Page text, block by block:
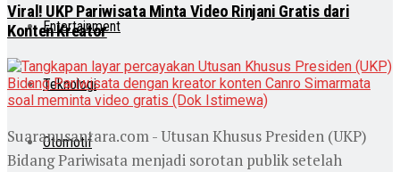
Entertainment
Teknologi
Otomotif
Viral! UKP Pariwisata Minta Video Rinjani Gratis dari
Konten Kreator
Suaranusantara.com - Utusan Khusus Presiden (UKP)
Bidang Pariwisata menjadi sorotan publik setelah